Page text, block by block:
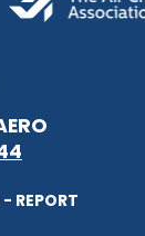
REPORT